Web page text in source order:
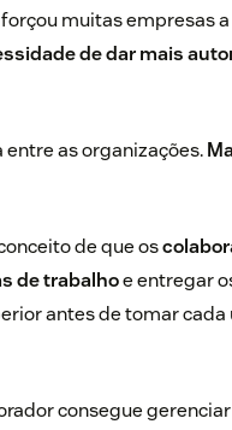
muitas empresas
de dar mais
as organizações.
de que os
de trabalhoe entregar
antes de tomar cada
consegue